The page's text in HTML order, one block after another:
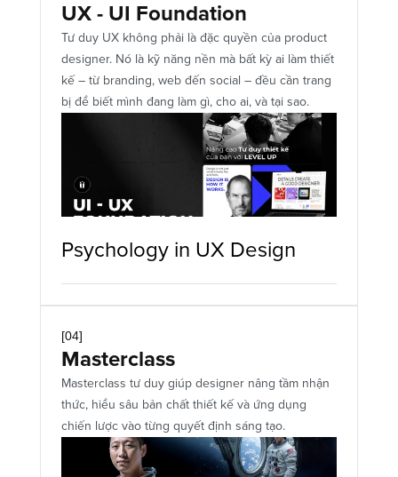
UX - UI Foundation
Tư duy UX không phải là đặc quyền của product
designer. Nó là kỹ năng nền mà bất kỳ ai làm thiết
kế – từ branding, web đến social – đều cần trang
bị để biết mình đang làm gì, cho ai, và tại sao.
Psychology in UX Design
[04]
Masterclass
Masterclass tư duy giúp designer nâng tầm nhận
thức, hiểu sâu bản chất thiết kế và ứng dụng
chiến lược vào từng quyết định sáng tạo.